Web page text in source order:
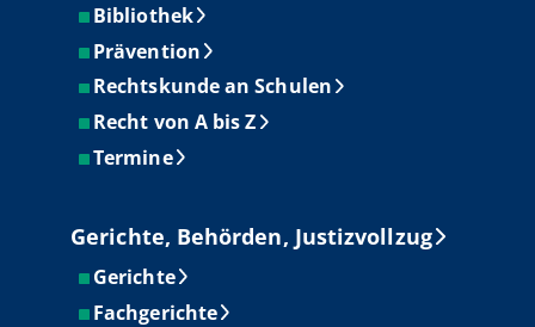
Bibliothek
Prävention
Rechtskunde an Schulen
Recht von A bis Z
Termine
Gerichte, Behörden, Justizvollzug
Gerichte
Fachgerichte